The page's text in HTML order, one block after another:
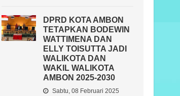
DPRD KOTA AMBON
TETAPKAN BODEWIN
WATTIMENA DAN
ELLY TOISUTTA JADI
WALIKOTA DAN
WAKIL WALIKOTA
AMBON 2025-2030
Sabtu, 08 Februari 2025